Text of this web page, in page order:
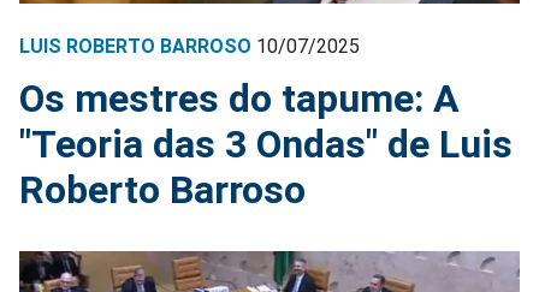
LUIS ROBERTO BARROSO 10/07/2025
Os mestres do tapume: A
"Teoria das 3 Ondas" de Luis
Roberto Barroso